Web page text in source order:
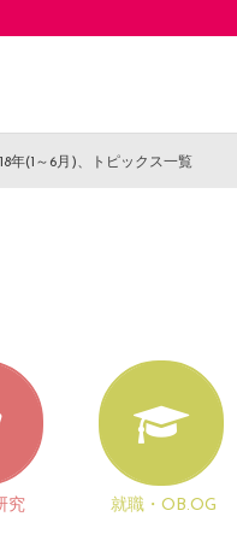
年(1～6月)、トピックス一覧
究 就職・OB.OG